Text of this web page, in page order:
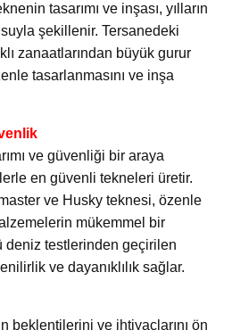
tasarımı ve inşası, yılların
şekillenir. Tersanedeki
zanaatlarından büyük gurur
tasarlanmasını ve inşa
ve güvenliği bir araya
en güvenli tekneleri üretir.
ve Husky teknesi, özenle
mükemmel bir
deniz testlerinden geçirilen
ve dayanıklılık sağlar.
beklentilerini ve ihtiyaçlarını ön